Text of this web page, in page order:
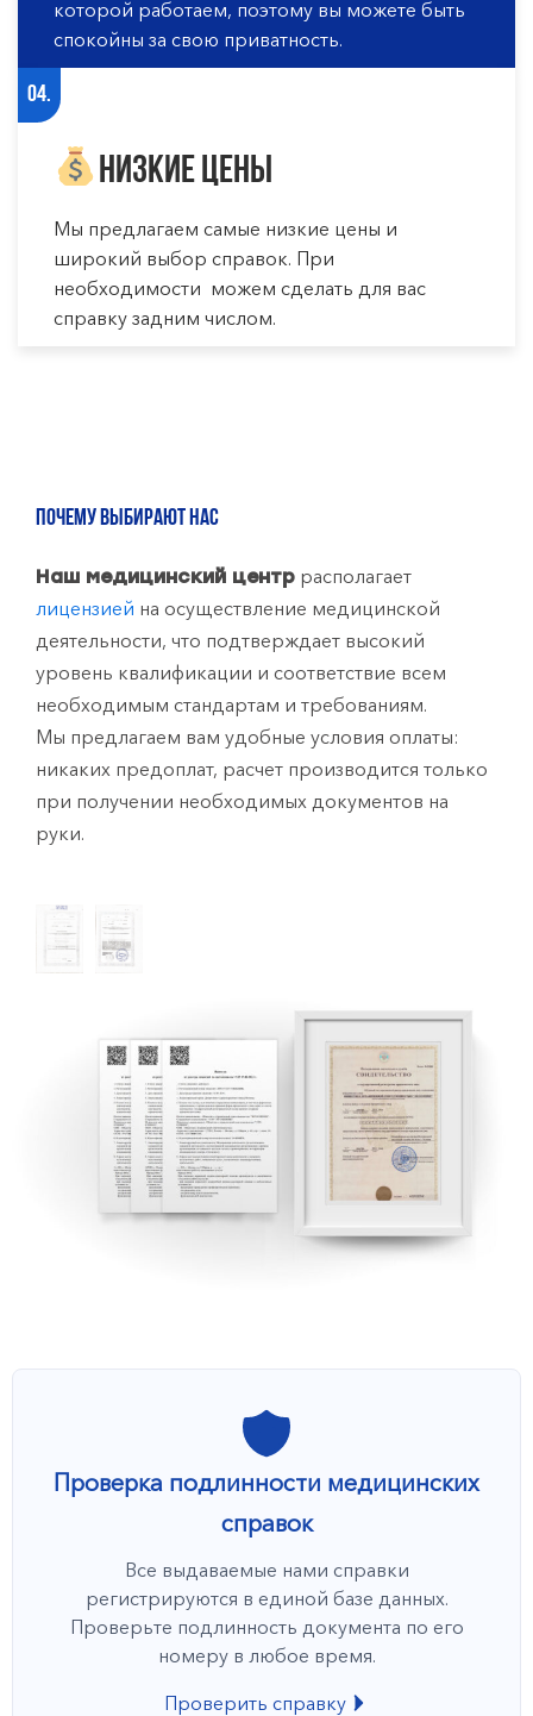
которой работаем, поэтому вы можете быть
спокойны за свою приватность.
04.
Низкие цены
Мы предлагаем самые низкие цены и
широкий выбор справок. При
необходимости можем сделать для вас
справку задним числом.
ПОЧЕМУ ВЫБИРАЮТ НАС
Наш медицинский центр располагает
лицензией на осуществление медицинской
деятельности, что подтверждает высокий
уровень квалификации и соответствие всем
необходимым стандартам и требованиям.
Мы предлагаем вам удобные условия оплаты:
никаких предоплат, расчет производится только
при получении необходимых документов на
руки.
Проверка подлинности медицинских
справок
Все выдаваемые нами справки
регистрируются в единой базе данных.
Проверьте подлинность документа по его
номеру в любое время.
Проверить справку